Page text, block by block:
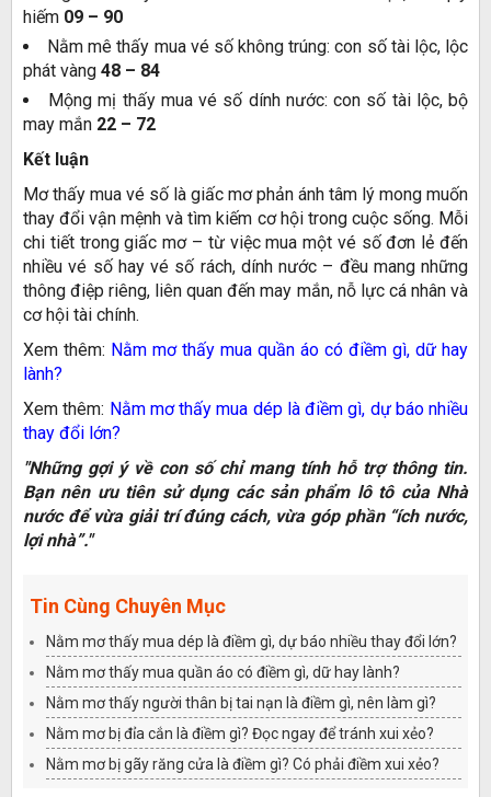
hiếm 09 – 90
Nằm mê thấy mua vé số không trúng: con số tài lộc, lộc
phát vàng 48 – 84
Mộng mị thấy mua vé số dính nước: con số tài lộc, bộ
may mắn 22 – 72
Kết luận
Mơ thấy mua vé số là giấc mơ phản ánh tâm lý mong muốn
thay đổi vận mệnh và tìm kiếm cơ hội trong cuộc sống. Mỗi
chi tiết trong giấc mơ – từ việc mua một vé số đơn lẻ đến
nhiều vé số hay vé số rách, dính nước – đều mang những
thông điệp riêng, liên quan đến may mắn, nỗ lực cá nhân và
cơ hội tài chính.
Xem thêm: Nằm mơ thấy mua quần áo có điềm gì, dữ hay
lành?
Xem thêm: Nằm mơ thấy mua dép là điềm gì, dự báo nhiều
thay đổi lớn?
"Những gợi ý về con số chỉ mang tính hỗ trợ thông tin.
Bạn nên ưu tiên sử dụng các sản phẩm lô tô của Nhà
nước để vừa giải trí đúng cách, vừa góp phần “ích nước,
lợi nhà”."
Tin Cùng Chuyên Mục
Nằm mơ thấy mua dép là điềm gì, dự báo nhiều thay đổi lớn?
Nằm mơ thấy mua quần áo có điềm gì, dữ hay lành?
Nằm mơ thấy người thân bị tai nạn là điềm gì, nên làm gì?
Nằm mơ bị đỉa cắn là điềm gì? Đọc ngay để tránh xui xẻo?
Nằm mơ bị gãy răng cửa là điềm gì? Có phải điềm xui xẻo?